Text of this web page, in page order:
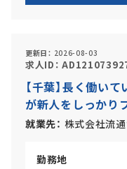
更新日 2026-08-03
求人ID
【千葉】長く働い
が新人をしっかり
就業先 株式会社流
勤務地